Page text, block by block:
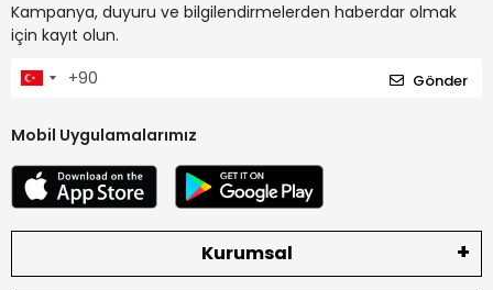
Kampanya, duyuru ve bilgilendirmelerden haberdar olmak
için kayıt olun.
Gönder
Mobil Uygulamalarımız
Kurumsal